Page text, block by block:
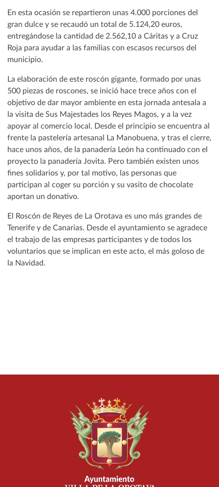
En esta ocasión se repartieron unas 4.000 porciones del
gran dulce y se recaudó un total de 5.124,20 euros,
entregándose la cantidad de 2.562,10 a Cáritas y a Cruz
Roja para ayudar a las familias con escasos recursos del
municipio.
La elaboración de este roscón gigante, formado por unas
500 piezas de roscones, se inició hace trece años con el
objetivo de dar mayor ambiente en esta jornada antesala a
la visita de Sus Majestades los Reyes Magos, y a la vez
apoyar al comercio local. Desde el principio se encuentra al
frente la pastelería artesanal La Manobuena, y tras el cierre,
hace unos años, de la panadería León ha continuado con el
proyecto la panadería Jovita. Pero también existen unos
fines solidarios y, por tal motivo, las personas que
participan al coger su porción y su vasito de chocolate
aportan un donativo.
El Roscón de Reyes de La Orotava es uno más grandes de
Tenerife y de Canarias. Desde el ayuntamiento se agradece
el trabajo de las empresas participantes y de todos los
voluntarios que se implican en este acto, el más goloso de
la Navidad.